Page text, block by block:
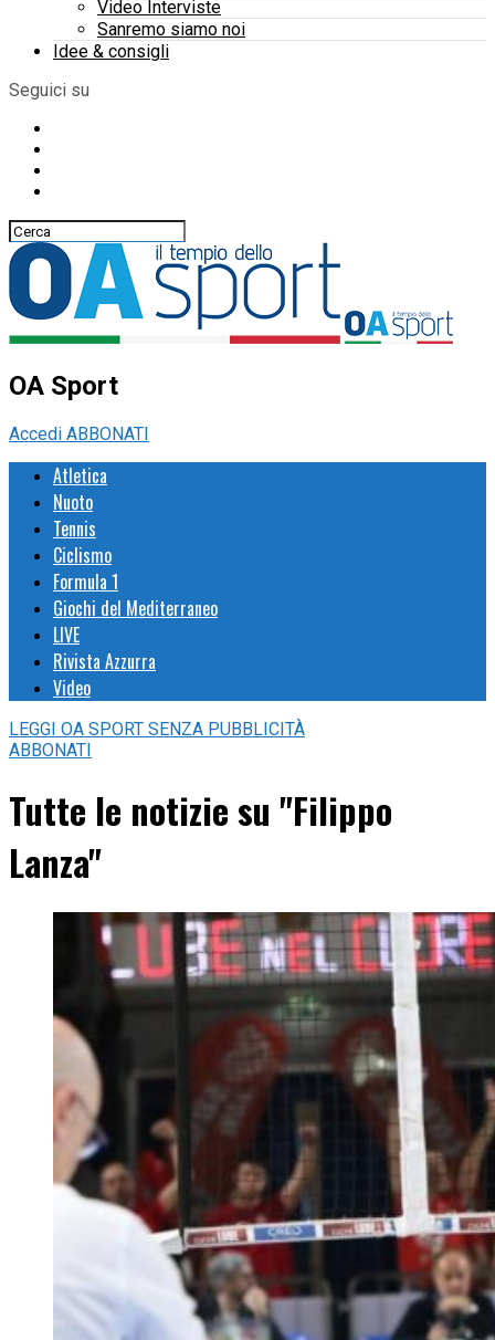
Video Interviste
Sanremo siamo noi
Idee & consigli
Seguici su
OA Sport
Accedi ABBONATI
Atletica
Nuoto
Tennis
Ciclismo
Formula 1
Giochi del Mediterraneo
LIVE
Rivista Azzurra
Video
LEGGI OA SPORT SENZA PUBBLICITÀ
ABBONATI
Tutte le notizie su "Filippo
Lanza"